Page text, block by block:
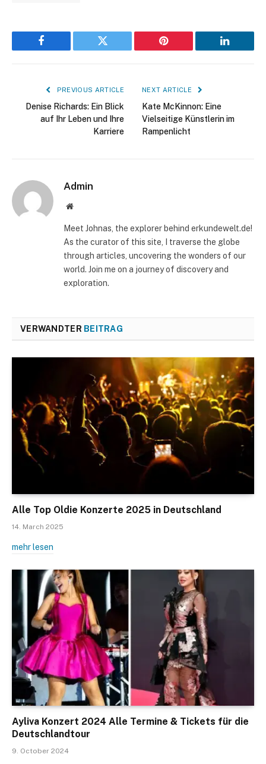
Facebook Twitter Pinterest LinkedIn
PREVIOUS ARTICLE
Denise Richards: Ein Blick
auf Ihr Leben und Ihre
Karriere
NEXT ARTICLE
Kate McKinnon: Eine
Vielseitige Künstlerin im
Rampenlicht
Admin
Website
Meet Johnas, the explorer behind erkundewelt.de!
As the curator of this site, I traverse the globe
through articles, uncovering the wonders of our
world. Join me on a journey of discovery and
exploration.
VERWANDTER BEITRAG
Alle Top Oldie Konzerte 2025 in Deutschland
14. March 2025
mehr lesen
Ayliva Konzert 2024 Alle Termine & Tickets für die
Deutschlandtour
9. October 2024